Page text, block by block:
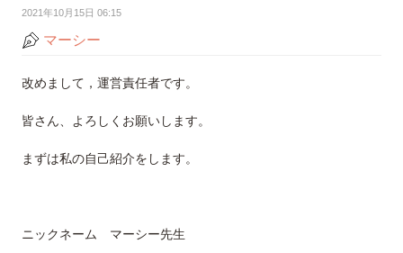
2021年10月15日 06:15
マーシー
改めまして，運営責任者です。
皆さん、よろしくお願いします。
まずは私の自己紹介をします。
ニックネーム マーシー先生